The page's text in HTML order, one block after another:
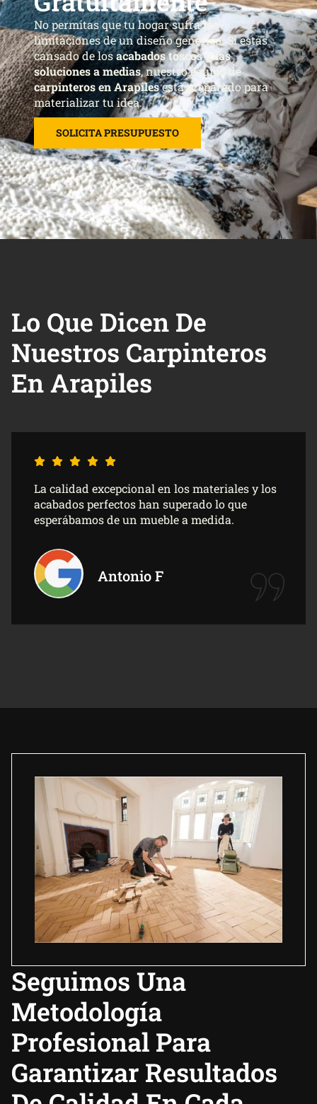
No permitas que tu hogar sufra las
limitaciones de un diseño genérico. Si estás
cansado de losacabados toscos y las
soluciones a medias, nuestro equipo de
carpinteros en Arapilesestá preparado para
materializar tu idea.
SOLICITA PRESUPUESTO
Lo Que Dicen De
Nuestros Carpinteros
En Arapiles
Son profesionales serios, puntuales y
extremadamente detallistas con el ajuste
milimétrico de las piezas. El resultado final
Seguimos Una
Metodología
Profesional Para
Garantizar Resultados